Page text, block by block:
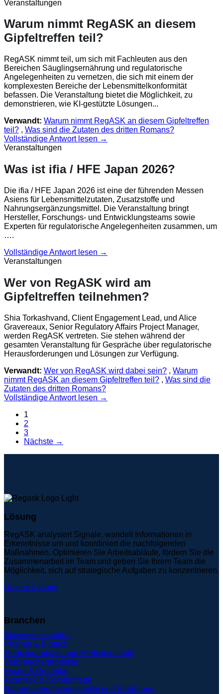
Veranstaltungen
Warum nimmt RegASK an diesem
Gipfeltreffen teil?
RegASK nimmt teil, um sich mit Fachleuten aus den
Bereichen Säuglingsernährung und regulatorische
Angelegenheiten zu vernetzen, die sich mit einem der
komplexesten Bereiche der Lebensmittelkonformität
befassen. Die Veranstaltung bietet die Möglichkeit, zu
demonstrieren, wie KI-gestützte Lösungen...
Verwandt: Warum nimmt RegASK an diesem Gipfeltreffen
teil? , Was sind die Zutaten des dritten Romans?
Vollständige Antwort lesen →
Veranstaltungen
Was ist ifia / HFE Japan 2026?
Die ifia / HFE Japan 2026 ist eine der führenden Messen
Asiens für Lebensmittelzutaten, Zusatzstoffe und
Nahrungsergänzungsmittel. Die Veranstaltung bringt
Hersteller, Forschungs- und Entwicklungsteams sowie
Experten für regulatorische Angelegenheiten zusammen, um
….
Vollständige Antwort lesen →
Veranstaltungen
Wer von RegASK wird am
Gipfeltreffen teilnehmen?
Shia Torkashvand, Client Engagement Lead, und Alice
Gravereaux, Senior Regulatory Affairs Project Manager,
werden RegASK vertreten. Sie stehen während der
gesamten Veranstaltung für Gespräche über regulatorische
Herausforderungen und Lösungen zur Verfügung.
Verwandt: Wer von RegASK wird dabei sein? , Warum
nimmt RegASK an diesem Gipfeltreffen teil? , Was sind die
Zutaten des dritten Romans?
Vollständige Antwort lesen →
1
2
3
Nächste →
Lösung
RegASK analysiert Signale, wandelt Informationen in
Erkenntnisse um und koordiniert die nachfolgenden
Maßnahmen. Optimieren Sie Arbeitsabläufe, fördern Sie die
Zusammenarbeit im Team und geben Sie Ihrem Team die
Möglichkeit, sich auf strategische Aufgaben zu konzentrieren.
Unsere Lösung
Branchen
Biowissenschaften
Pharma & Biotech
Medizinprodukte und Medizintechnik
Verbraucherprodukte
Essen & Getränke
Kosmetik & Körperpflege
Nahrungsergänzungsmittel und Ernährung